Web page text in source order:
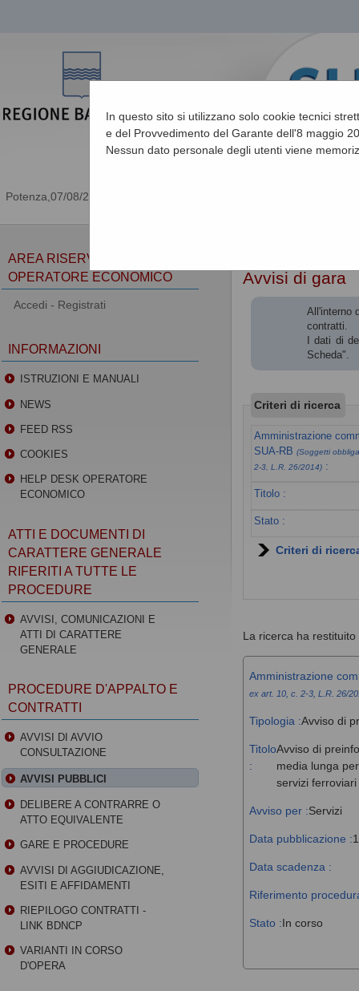
07/08/2026 19:33
In questo sito si utilizzano solo cookie tecnici
e del Provvedimento del Garante dell'8 maggio
Nessun dato personale degli utenti viene
Avvisi di gara
All'interno
contratti.
I dati di
Scheda".
Criteri di ricerca
Amministrazione
SUA-RB(Soggetti
2-3, L.R. 26/2014) :
Titolo :
Stato :
Criteri di
La ricerca ha restituito
Amministrazione
ex art. 10, c. 2-3, L.R. 26/
Tipologia :Avviso di
Titolo
:
Avviso di
media lunga
servizi
Avviso per :Servizi
Data pubblicazione :
Data scadenza :
Riferimento
Stato :In corso
AREA RISERVATA
OPERATORE ECONOMICO
Accedi - Registrati
INFORMAZIONI
ISTRUZIONI E MANUALI
NEWS
FEED RSS
COOKIES
HELP DESK OPERATORE
ECONOMICO
ATTI E DOCUMENTI DI
CARATTERE GENERALE
RIFERITI A TUTTE LE
PROCEDURE
AVVISI, COMUNICAZIONI E
ATTI DI CARATTERE
GENERALE
PROCEDURE D'APPALTO E
CONTRATTI
AVVISI DI AVVIO
CONSULTAZIONE
AVVISI PUBBLICI
DELIBERE A CONTRARRE O
ATTO EQUIVALENTE
GARE E PROCEDURE
AVVISI DI AGGIUDICAZIONE,
ESITI E AFFIDAMENTI
RIEPILOGO CONTRATTI -
LINK BDNCP
VARIANTI IN CORSO
D'OPERA